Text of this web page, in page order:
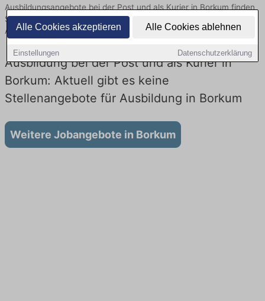
Alle Cookies akzeptieren Alle Cookies ablehnen
Einstellungen Datenschutzerklärung
Ausbildungsangebote bei der Post und als Kurier in Borkum finden
Sie von namhaften Firmen. Entdecken Sie freie Optionen von Top-
Arbeitgebern und bewerben Sie sich noch heute.
Ausbildung bei der Post und als Kurier in
Borkum: Aktuell gibt es keine
Stellenangebote für Ausbildung in Borkum
Weitere Jobangebote in Borkum